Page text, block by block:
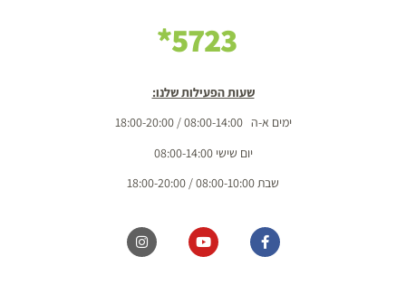
5723*
שעות הפעילות שלנו:
ימים א-ה 08:00-14:00 / 18:00-20:00
יום שישי 08:00-14:00
שבת 08:00-10:00 / 18:00-20:00